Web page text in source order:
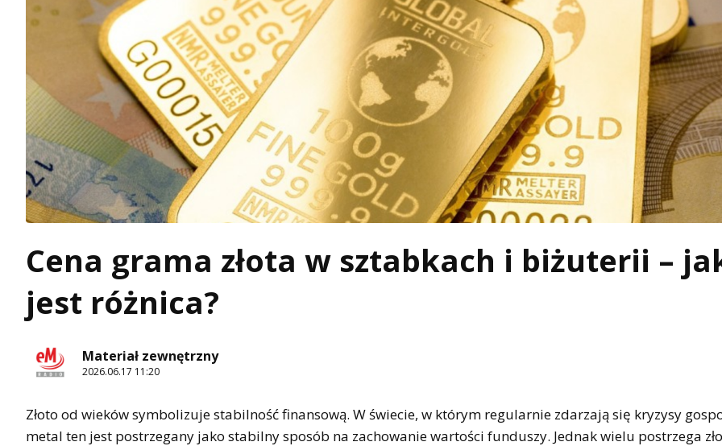
Cena grama złota w sztabkach i biżuterii –
jest różnica?
Materiał zewnętrzny
2026.06.17 11:20
Złoto od wieków symbolizuje stabilność finansową. W świecie, w którym regularnie zdarzają się kryzysy
metal ten jest postrzegany jako stabilny sposób na zachowanie wartości funduszy. Jednak wielu postrzega